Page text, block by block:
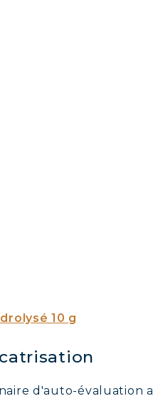
&
& ONGLES
&
RAFFERMISSEZ
CROISSANCE & FORCE
&
10 g
d'auto-évaluation